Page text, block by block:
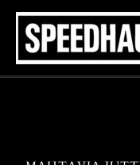
Siirry
sisältöön